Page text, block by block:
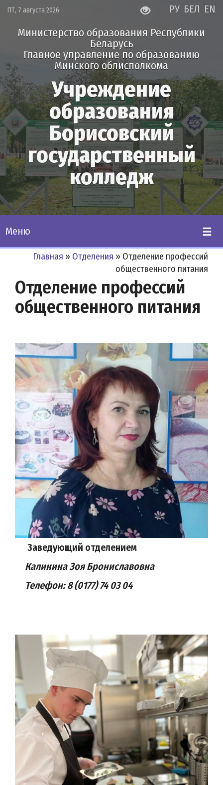
ПТ, 7 августа 2026 РУ БЕЛ EN
Министерство образования Республики
Беларусь
Главное управление по образованию
Минского облисполкома
Учреждение
образования
Борисовский
государственный
колледж
Меню
Главная » Отделения » Отделение профессий
общественного питания
Отделение профессий
общественного питания
Заведующий отделением
Калинина Зоя Брониславовна
Телефон: 8 (0177)74 03 04